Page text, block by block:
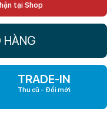
tại Shop
HÀNG
TRADE-IN
Thu cũ - Đổi mới